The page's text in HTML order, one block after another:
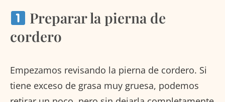
Preparar la pierna de
cordero
Empezamos revisando la pierna de cordero. Si
tiene exceso de grasa muy gruesa, podemos